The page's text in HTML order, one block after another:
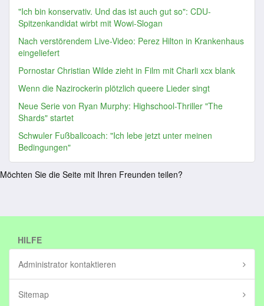
"Ich bin konservativ. Und das ist auch gut so": CDU-
Spitzenkandidat wirbt mit Wowi-Slogan
Nach verstörendem Live-Video: Perez Hilton in Krankenhaus
eingeliefert
Pornostar Christian Wilde zieht in Film mit Charli xcx blank
Wenn die Nazirockerin plötzlich queere Lieder singt
Neue Serie von Ryan Murphy: Highschool-Thriller "The
Shards" startet
Schwuler Fußballcoach: "Ich lebe jetzt unter meinen
Bedingungen"
Möchten Sie die Seite mit Ihren Freunden teilen?
HILFE
Administrator kontaktieren
Sitemap